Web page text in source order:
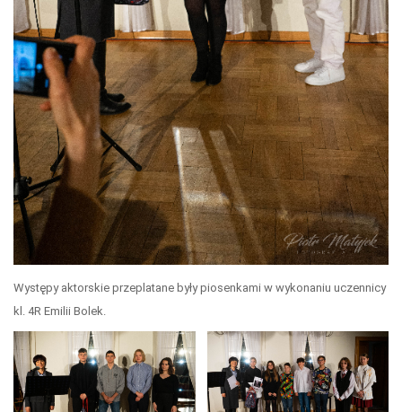
Występy aktorskie przeplatane były piosenkami w wykonaniu uczennicy
kl. 4R Emilii Bolek.